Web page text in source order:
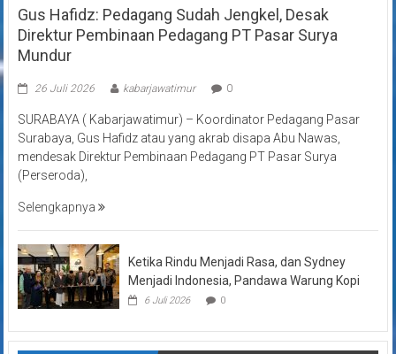
Gus Hafidz: Pedagang Sudah Jengkel, Desak
Direktur Pembinaan Pedagang PT Pasar Surya
Mundur
26 Juli 2026 kabarjawatimur 0
SURABAYA ( Kabarjawatimur) – Koordinator Pedagang Pasar
Surabaya, Gus Hafidz atau yang akrab disapa Abu Nawas,
mendesak Direktur Pembinaan Pedagang PT Pasar Surya
(Perseroda),
Selengkapnya
Ketika Rindu Menjadi Rasa, dan Sydney
Menjadi Indonesia, Pandawa Warung Kopi
6 Juli 2026 0